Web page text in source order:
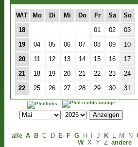
W\T Mo Di Mi Do Fr Sa So
18 01 02 03
19 04 05 06 07 08 09 10
20 11 12 13 14 15 16 17
21 18 19 20 21 22 23 24
22 25 26 27 28 29 30 31
alle A B C D E F G H J K L M N
W X Y Z andere